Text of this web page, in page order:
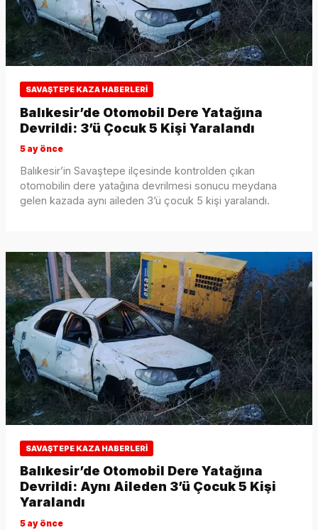
SAVAŞTEPE KAZA HABERLERI
Balıkesir’de Otomobil Dere Yatağına
Devrildi: 3’ü Çocuk 5 Kişi Yaralandı
5 ay önce
Balıkesir’in Savaştepe ilçesinde kontrolden çıkan
otomobilin dere yatağına devrilmesi sonucu meydana
gelen kazada aynı aileden 3’ü çocuk 5 kişi yaralandı.
SAVAŞTEPE KAZA HABERLERI
Balıkesir’de Otomobil Dere Yatağına
Devrildi: Aynı Aileden 3’ü Çocuk 5 Kişi
Yaralandı
5 ay önce